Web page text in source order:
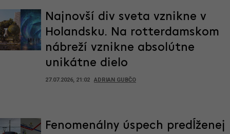
Najnovší div sveta vznikne v
Holandsku. Na rotterdamskom
nábreží vznikne absolútne
unikátne dielo
27.07.2026, 21:02 ADRIAN GUBČO
Fenomenálny úspech predĺženej